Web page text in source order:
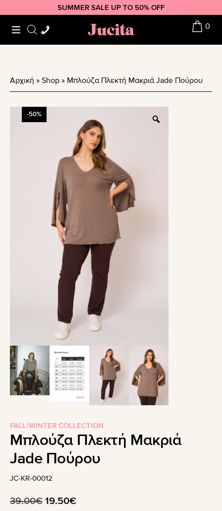
to
primary
to
main
to
footer
SUMMER SALE UP TO 50% OFF
Jucita 0
Αρχική » Shop » Μπλούζα Πλεκτή Μακριά Jade Πούρου
-50%
FALL/WINTER COLLECTION
Μπλούζα Πλεκτή Μακριά
Jade Πούρου
JC-KR-00012
39.00€ Original
19.50€Η